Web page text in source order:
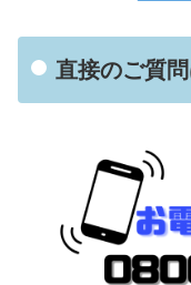
直接のご質問